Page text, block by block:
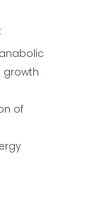
growth
of